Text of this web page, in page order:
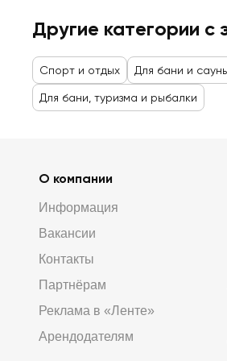
Другие категории с
Спорт и отдых Для бани и
Для бани, туризма и рыбалки
О компании
Информация
Вакансии
Контакты
Партнёрам
Реклама в «Ленте»
Арендодателям